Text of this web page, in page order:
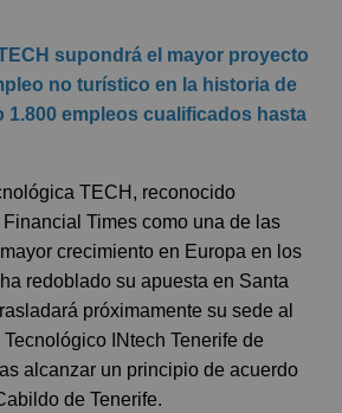
supondrá el mayor proyecto
no turístico en la historia de
1.800 empleos cualificados hasta
TECH, reconocido
Times como una de las
crecimiento en Europa en los
redoblado su apuesta en Santa
próximamente su sede al
INtech Tenerife de
alcanzar un principio de acuerdo
de Tenerife.